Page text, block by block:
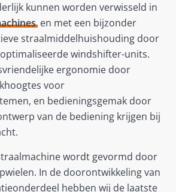
kunnen worden verwisseld in
en met een bijzonder
straalmiddelhuishouding door
windshifter-units.
ergonomie door
voor
en bedieningsgemak door
van de bediening krijgen bij
wordt gevormd door
In de doorontwikkeling van
hebben wij de laatste